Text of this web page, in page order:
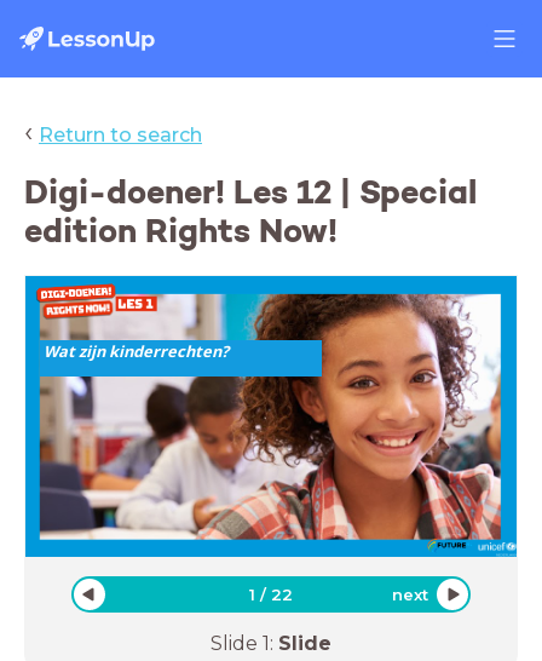
‹ Return to search
Digi-doener! Les 12 | Special
edition Rights Now!
Wat zijn kinderrechten?
1 /22 next
Slide 1: Slide